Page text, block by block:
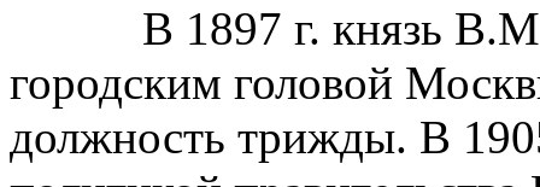
В 1897 г. князь В.М.
городским головой
должность трижды. В